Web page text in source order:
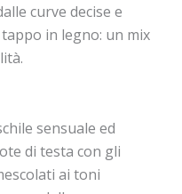
curve decise e
in legno: un mix
sensuale ed
di testa con gli
ai toni